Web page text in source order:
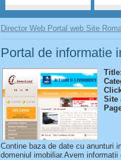
Director Web Portal web Site
Portal de informatie
Title:
Site
Contine baza de date cu anunturi
domeniul imobiliar.Avem